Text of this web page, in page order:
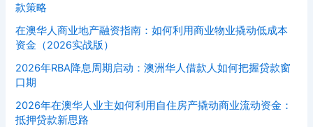
款策略
在澳华人商业地产融资指南：如何利用商业物业撬动低成本
资金（2026实战版）
2026年RBA降息周期启动：澳洲华人借款人如何把握贷款窗
口期
2026年在澳华人业主如何利用自住房产撬动商业流动资金：
抵押贷款新思路